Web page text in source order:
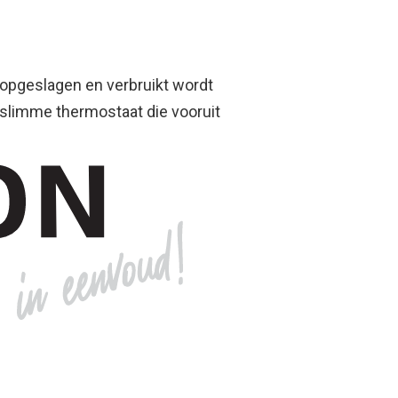
en verbruikt wordt
thermostaat die vooruit